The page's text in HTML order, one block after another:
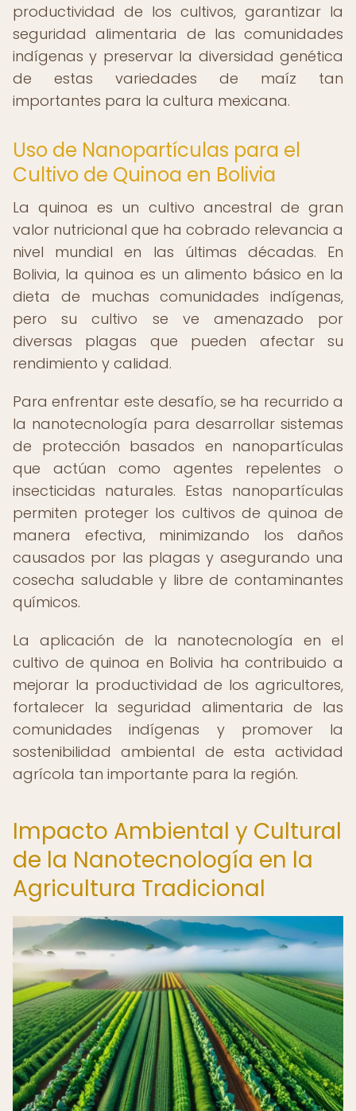
productividad de los cultivos, garantizar la
seguridad alimentaria de las comunidades
indígenas y preservar la diversidad genética
de estas variedades de maíz tan
importantes para la cultura mexicana.
Uso de Nanopartículas para el
Cultivo de Quinoa en Bolivia
La quinoa es un cultivo ancestral de gran
valor nutricional que ha cobrado relevancia a
nivel mundial en las últimas décadas. En
Bolivia, la quinoa es un alimento básico en la
dieta de muchas comunidades indígenas,
pero su cultivo se ve amenazado por
diversas plagas que pueden afectar su
rendimiento y calidad.
Para enfrentar este desafío, se ha recurrido a
la nanotecnología para desarrollar sistemas
de protección basados en nanopartículas
que actúan como agentes repelentes o
insecticidas naturales. Estas nanopartículas
permiten proteger los cultivos de quinoa de
manera efectiva, minimizando los daños
causados por las plagas y asegurando una
cosecha saludable y libre de contaminantes
químicos.
La aplicación de la nanotecnología en el
cultivo de quinoa en Bolivia ha contribuido a
mejorar la productividad de los agricultores,
fortalecer la seguridad alimentaria de las
comunidades indígenas y promover la
sostenibilidad ambiental de esta actividad
agrícola tan importante para la región.
Impacto Ambiental y Cultural
de la Nanotecnología en la
Agricultura Tradicional